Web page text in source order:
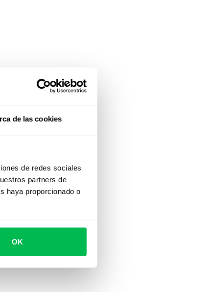
de las cookies
de redes sociales
partners de
haya proporcionado o
OK